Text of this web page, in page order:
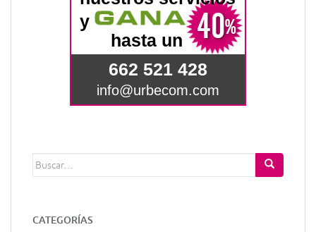
Buscar:
CATEGORÍAS